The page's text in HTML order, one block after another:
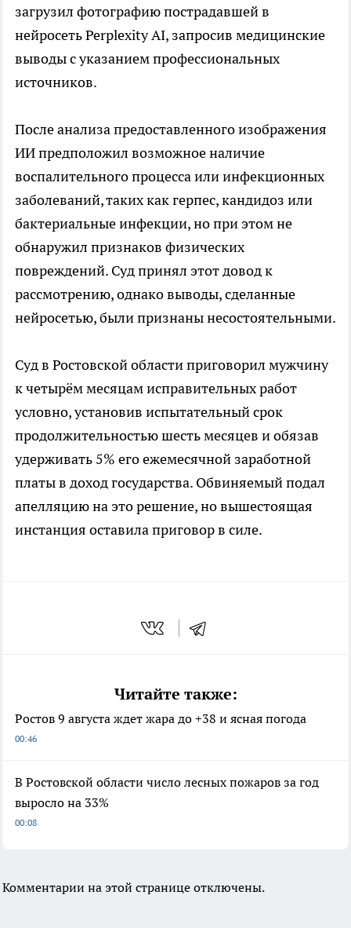
загрузил фотографию пострадавшей в
нейросеть Perplexity AI, запросив медицинские
выводы с указанием профессиональных
источников.
После анализа предоставленного изображения
ИИ предположил возможное наличие
воспалительного процесса или инфекционных
заболеваний, таких как герпес, кандидоз или
бактериальные инфекции, но при этом не
обнаружил признаков физических
повреждений. Суд принял этот довод к
рассмотрению, однако выводы, сделанные
нейросетью, были признаны несостоятельными.
Суд в Ростовской области приговорил мужчину
к четырём месяцам исправительных работ
условно, установив испытательный срок
продолжительностью шесть месяцев и обязав
удерживать 5% его ежемесячной заработной
платы в доход государства. Обвиняемый подал
апелляцию на это решение, но вышестоящая
инстанция оставила приговор в силе.
Читайте также:
Ростов 9 августа ждет жара до +38 и ясная погода
00:46
В Ростовской области число лесных пожаров за год
выросло на 33%
00:08
Комментарии на этой странице отключены.